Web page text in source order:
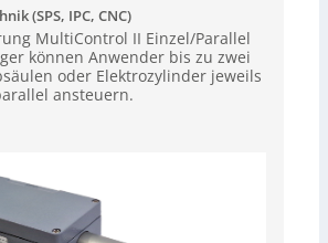
(SPS, IPC, CNC)
MultiControl II Einzel/Parallel
können Anwender bis zu zwei
oder Elektrozylinder jeweils
ansteuern.